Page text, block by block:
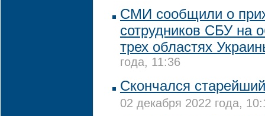
СМИ сообщили о
сотрудников СБУ на
трех областях
года, 11:36
Скончался
02 декабря 2022 года,